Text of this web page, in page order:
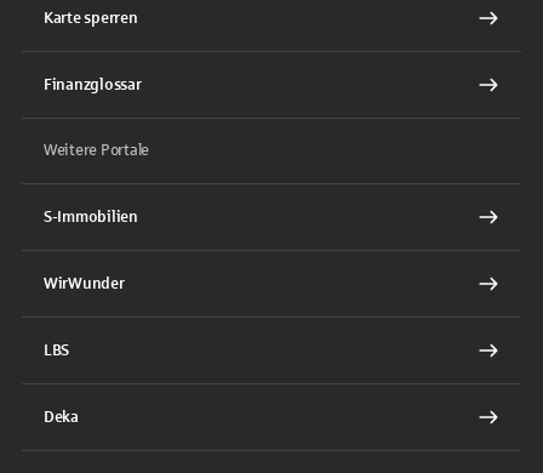
Karte sperren
Finanzglossar
Weitere Portale
S-Immobilien
WirWunder
LBS
Deka